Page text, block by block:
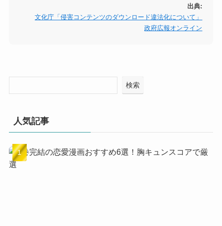
出典:
文化庁「侵害コンテンツのダウンロード違法化について」
政府広報オンライン
検索
人気記事